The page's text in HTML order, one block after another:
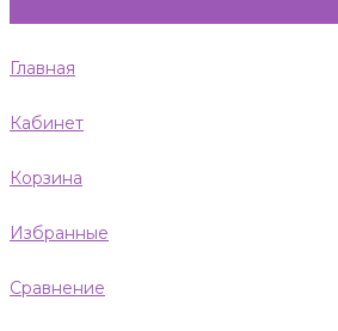
Главная
Кабинет
Корзина
Избранные
Сравнение